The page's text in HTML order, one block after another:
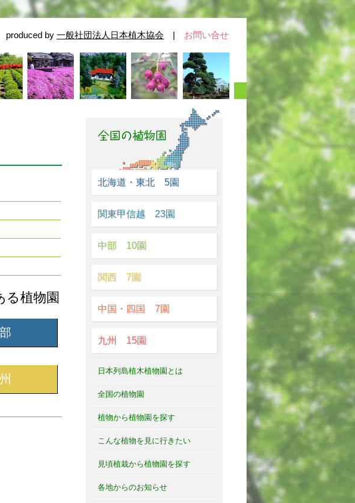
produced by 一般社団法人日本植木協会 | お問い合せ
植物園
北海道・東北 5園
関東甲信越 23園
中部 10園
関西 7園
中国・四国 7園
九州 15園
日本列島植木植物園とは
全国の植物園
植物から植物園を探す
こんな植物を見に行きたい
見頃植栽から植物園を探す
各地からのお知らせ